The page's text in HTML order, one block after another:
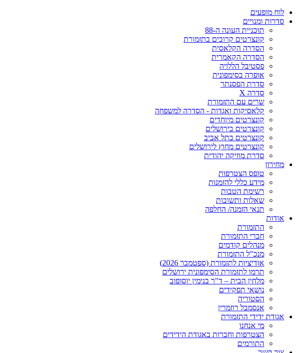
לוח מופעים
סדרות ומנויים
תוכניית העונה ה-88
קונצרטים קרובים בתזמורת
הסדרה הקלאסית
הסדרה הקאמרית
פסטיבל הללויה
אופרה בסימפונית
סדרת הפסנתר
סדרה X
שרים עם התזמורת
קלאסיקות ואגדות - הסדרה למשפחה
קונצרטים מיוחדים
קונצרטים בירושלים
קונצרטים בתל אביב
קונצרטים מחוץ לירושלים
סדרת מוזיקה יהודית
מחירון
טופס הצטרפות
מידע כללי להזמנות
רשימת הטבות
שאלות ותשובות
תנאי הזמנה/ החלפה
אודות
התזמורת
חברי התזמורת
מנהלים קודמים
מנכ"ל התזמורת
אודיציות לתזמורת (ספטמבר 2026)
תרמו לתזמורת הסימפונית ירושלים
מלחין הבית – ד"ר בנימין יוסופוב
נושאי תפקידים
הסטוריה
אנסמבל רוזמרין
אגודת ידידי התזמורת
מי אנחנו
הצטרפות וחברות באגודת הידידים
התורמים